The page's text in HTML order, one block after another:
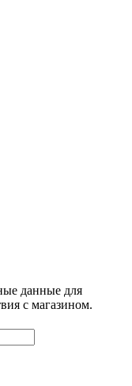
данные для
с магазином.